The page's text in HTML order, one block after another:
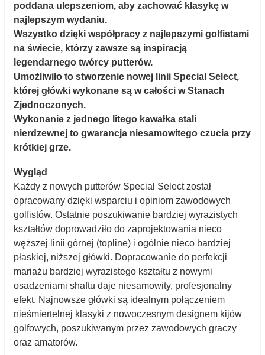
poddana ulepszeniom, aby zachować klasykę w
najlepszym wydaniu.
Wszystko dzięki współpracy z najlepszymi golfistami
na świecie, którzy zawsze są inspiracją
legendarnego twórcy putterów.
Umożliwiło to stworzenie nowej linii Special Select,
której główki wykonane są w całości w Stanach
Zjednoczonych.
Wykonanie z jednego litego kawałka stali
nierdzewnej to gwarancja niesamowitego czucia przy
krótkiej grze.
Wygląd
Każdy z nowych putterów Special Select został
opracowany dzięki wsparciu i opiniom zawodowych
golfistów. Ostatnie poszukiwanie bardziej wyrazistych
kształtów doprowadziło do zaprojektowania nieco
węższej linii górnej (topline) i ogólnie nieco bardziej
płaskiej, niższej główki. Dopracowanie do perfekcji
mariażu bardziej wyrazistego kształtu z nowymi
osadzeniami shaftu daje niesamowity, profesjonalny
efekt. Najnowsze główki są idealnym połączeniem
nieśmiertelnej klasyki z nowoczesnym designem kijów
golfowych, poszukiwanym przez zawodowych graczy
oraz amatorów.